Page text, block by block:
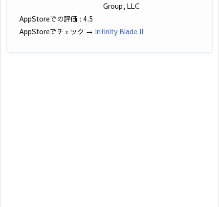
Group, LLC
AppStoreでの評価 : 4.5
AppStoreでチェック → Infinity Blade II